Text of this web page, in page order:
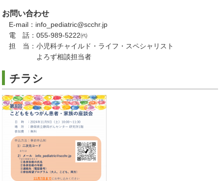
お問い合わせ
E-mail：info_pediatric@scchr.jp
電 話：055-989-5222㈹
担 当：小児科チャイルド・ライフ・スペシャリスト
よろず相談担当者
チラシ